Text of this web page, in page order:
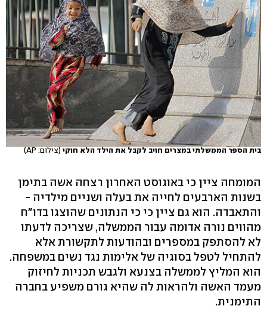
בית הספר הממשלתי במצרים חויב לקבל את הילד הלא חוקי(צילום: AP)
המומחה ציין כי באוגוסט האחרון רצחה אשה בתימן
בשנות הארבעים לחייה את בעלה ושניים מילדיה -
והתאבדה. הוא גם ציין כי כי הנתונים שהוצגו בדו"ח
מהווים נורה אדומה עבור הממשלה, שצריכה לדעתו
לא להסתפק במספרים ובהודעות לתקשורת אלא
להתחיל לטפל בסוגיה של אלימות נגד נשים במשפחה.
הוא המליץ לממשלה בצנעא ולגבש תכניות לחיזוק
מעמד האשה ולהראות לה שהיא גורם משפיע בחברה
התימנית.